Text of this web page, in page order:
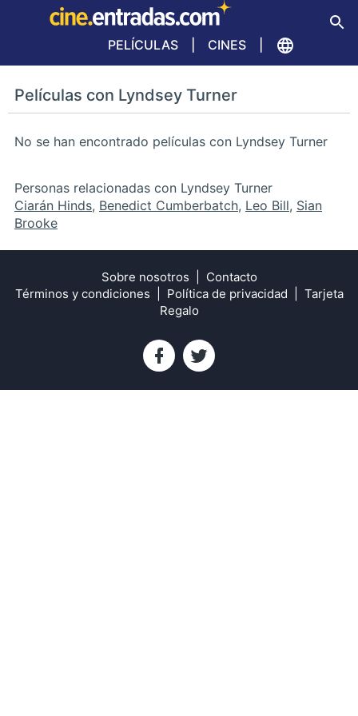
PELÍCULAS CINES
Películas con Lyndsey Turner
No se han encontrado películas con Lyndsey Turner
Personas relacionadas con Lyndsey Turner
Ciarán Hinds, Benedict Cumberbatch, Leo Bill, Sian
Brooke
Sobre nosotros
Contacto
Términos y condiciones
Política de privacidad
Tarjeta
Regalo